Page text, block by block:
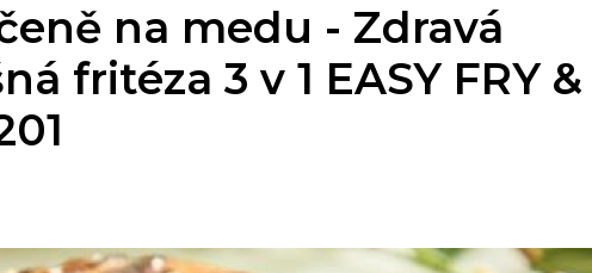
na medu - Zdravá
fritéza 3 v 1 EASY FRY &